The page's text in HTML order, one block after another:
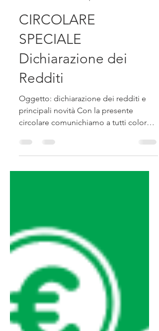
24 set 2020
Tempo di lettura: 7 min
CIRCOLARE
SPECIALE
Dichiarazione dei
Redditi
Oggetto: dichiarazione dei redditi e
principali novità Con la presente
circolare comunichiamo a tutti coloro